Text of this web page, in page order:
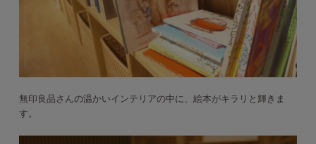
無印良品さんの温かいインテリアの中に、絵本がキラリと輝きま
す。